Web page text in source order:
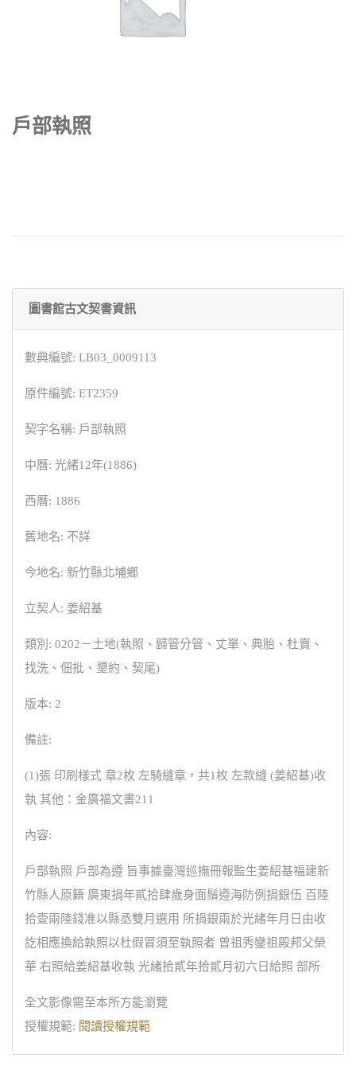
戶部執照
圖書館古文契書資訊
數典編號: LB03_0009113
原件編號: ET2359
契字名稱: 戶部執照
中曆: 光緒12年(1886)
西曆: 1886
舊地名: 不詳
今地名: 新竹縣北埔鄉
立契人: 姜紹基
類別: 0202－土地(執照、歸管分管、丈單、典胎、杜賣、
找洗、佃批、墾約、契尾)
版本: 2
備註:
(1)張 印刷樣式 章2枚 左騎縫章，共1枚 左款縫 (姜紹基)收
執 其他：金廣福文書211
內容:
戶部執照 戶部為遵 旨事據臺灣巡撫冊報監生姜紹基福建新
竹縣人原籍 廣東捐年貳拾肆歲身面鬚遵海防例捐銀伍 百陸
拾壹兩陸錢准以縣丞雙月選用 所捐銀兩於光緒年月日由收
訖相應換給執照以杜假冒須至執照者 曾祖秀鑾祖殿邦父榮
華 右照給姜紹基收執 光緒拾貳年拾貳月初六日給照 部所
全文影像需至本所方能瀏覽
授權規範: 閱讀授權規範